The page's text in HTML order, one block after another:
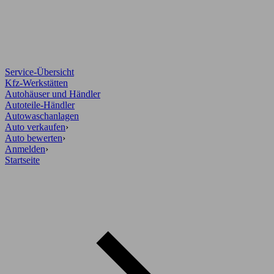
Service-Übersicht
Kfz-Werkstätten
Autohäuser und Händler
Autoteile-Händler
Autowaschanlagen
Auto verkaufen›
Auto bewerten›
Anmelden›
Startseite